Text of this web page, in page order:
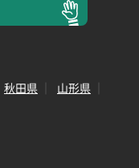
秋田県
山形県